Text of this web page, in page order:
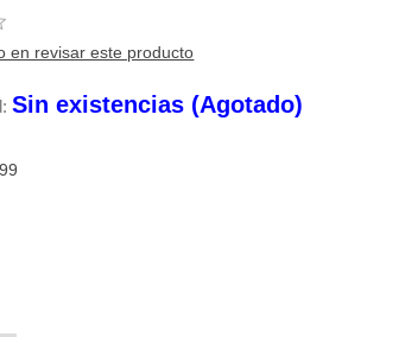
en revisar este producto
Sin existencias (Agotado)